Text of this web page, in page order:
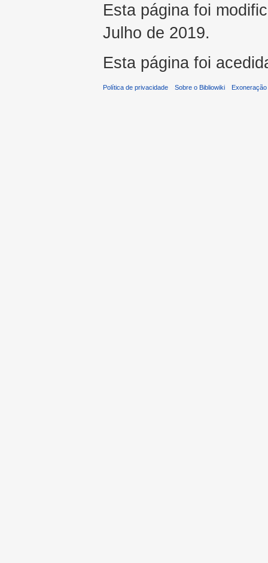
Esta página foi
Julho de 2019.
Esta página foi
Política de privacidade Sobre o Bibliowiki